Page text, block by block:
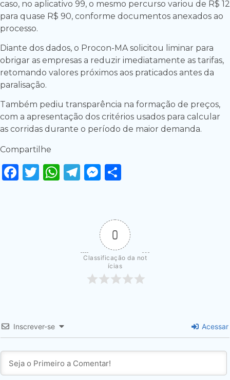
caso, no aplicativo 99, o mesmo percurso variou de R$ 12
para quase R$ 90, conforme documentos anexados ao
processo.
Diante dos dados, o Procon-MA solicitou liminar para
obrigar as empresas a reduzir imediatamente as tarifas,
retomando valores próximos aos praticados antes da
paralisação.
Também pediu transparência na formação de preços,
com a apresentação dos critérios usados para calcular
as corridas durante o período de maior demanda.
Compartilhe
Facebook
Twitter
WhatsApp
Telegram
Messenger
0
Classificação da not
ícias
Inscrever-se Acessar